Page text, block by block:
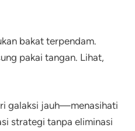
bakat terpendam.
pakai tangan. Lihat,
galaksi jauh—menasihati
strategi tanpa eliminasi